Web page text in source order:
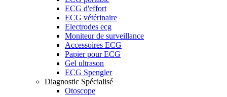
ECG d'effort
ECG vétérinaire
Electrodes ecg
Moniteur de surveillance
Accessoires ECG
Papier pour ECG
Gel ultrason
ECG Spengler
Diagnostic Spécialisé
Otoscope